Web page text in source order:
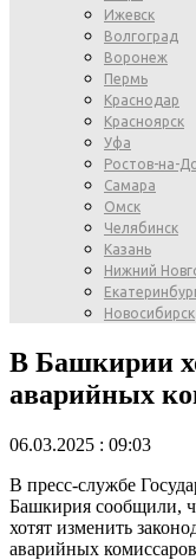
Ижевск
Волгоград
Воронеж
Пермь
Краснодар
Красноярск
Уфа
Ростов-на-
Самара
Омск
Челябинск
Казань
Нижний
Новосибирск
В Башкирии
аварийных
06.03.2025 : 09:03
В пресс-службе
Башкирия сообщили,
хотят изменить
аварийных